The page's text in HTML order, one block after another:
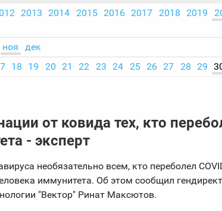
2013 2014 2015 2016 2017 2018 2019
ноя
дек
18 19 20 21 22 23 24 25 26 27 28 29
от ковида тех, кто
- эксперт
необязательно всем, кто переболел
иммунитета. Об этом сообщил
"Вектор" Ринат Максютов.